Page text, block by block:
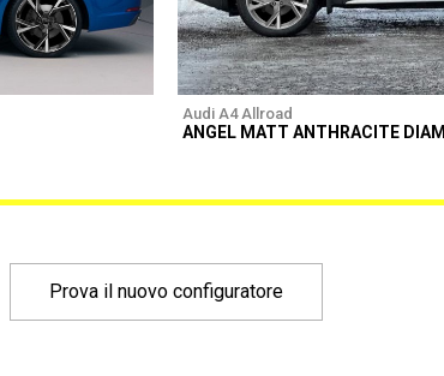
Audi A4 Allroad
ANGEL MATT ANTHRACITE
Prova il nuovo configuratore